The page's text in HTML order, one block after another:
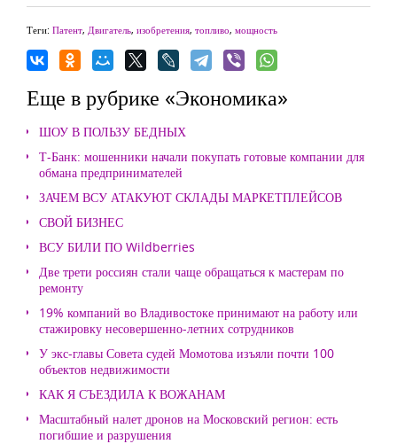
Теги: Патент, Двигатель, изобретения, топливо, мощность
Еще в рубрике «Экономика»
ШОУ В ПОЛЬЗУ БЕДНЫХ
Т-Банк: мошенники начали покупать готовые компании для
обмана предпринимателей
ЗАЧЕМ ВСУ АТАКУЮТ СКЛАДЫ МАРКЕТПЛЕЙСОВ
СВОЙ БИЗНЕС
ВСУ БИЛИ ПО Wildberries
Две трети россиян стали чаще обращаться к мастерам по
ремонту
19% компаний во Владивостоке принимают на работу или
стажировку несовершенно-летних сотрудников
У экс-главы Совета судей Момотова изъяли почти 100
объектов недвижимости
КАК Я СЪЕЗДИЛА К ВОЖАНАМ
Масштабный налет дронов на Московский регион: есть
погибшие и разрушения